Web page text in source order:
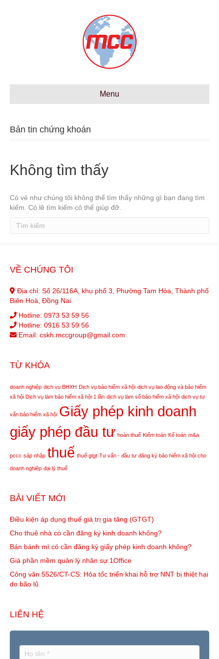
Menu
Bản tin chứng khoán
Không tìm thấy
Có vẻ như chúng tôi không thể tìm thấy những gì bạn đang tìm
kiếm. Có lẽ tìm kiếm có thể giúp đỡ.
VỀ CHÚNG TÔI
Địa chỉ: Số 26/116A, khu phố 3, Phường Tam Hòa, Thành phố
Biên Hoà, Đồng Nai
Hotline: 0973 53 59 56
Hotline: 0916 53 59 56
Email: cskh.mccgroup@gmail.com
TỪ KHÓA
doanh nghiệp dịch vụ BHXH Dịch vụ bảo hiểm xã hội dịch vụ lao động và bảo hiểm
xã hội Dịch vụ làm bảo hiểm xã hội 1 lần dịch vụ làm sổ bảo hiểm xã hội dịch vụ tư
vấn bảo hiểm xã hội Giấy phép kinh doanh
giấy phép đầu tư hoàn thuế Kiểm toán Kế toán m&a
pccc sáp nhập thuế thuế gtgt Tư vấn - đầu tư đăng ký bảo hiểm xã hội cho
doanh nghiệp đại lý thuế
BÀI VIẾT MỚI
Điều kiện áp dụng thuế giá trị gia tăng (GTGT)
Cho thuê nhà có cần đăng ký kinh doanh không?
Bán bánh mì có cần đăng ký giấy phép kinh doanh không?
Giá phần mềm quản lý nhân sự 1Office
Công văn 5526/CT-CS: Hỏa tốc triển khai hỗ trợ NNT bị thiệt hại
do bão lũ
LIÊN HỆ